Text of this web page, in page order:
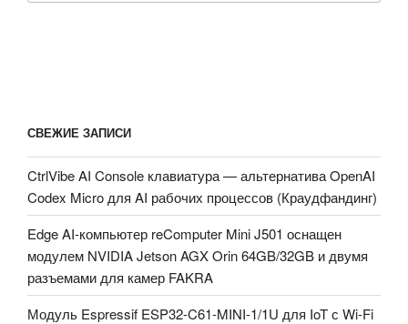
СВЕЖИЕ ЗАПИСИ
CtrlVibe AI Console клавиатура — альтернатива OpenAI
Codex Micro для AI рабочих процессов (Краудфандинг)
Edge AI-компьютер reComputer Mini J501 оснащен
модулем NVIDIA Jetson AGX Orin 64GB/32GB и двумя
разъемами для камер FAKRA
Модуль Espressif ESP32-C61-MINI-1/1U для IoT с Wi-Fi